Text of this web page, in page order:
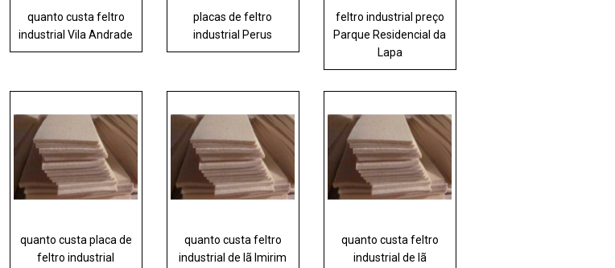
quanto custa feltro
industrial Vila Andrade
placas de feltro
industrial Perus
feltro industrial preço
Parque Residencial da
Lapa
quanto custa placa de
feltro industrial
quanto custa feltro
industrial de lã Imirim
quanto custa feltro
industrial de lã